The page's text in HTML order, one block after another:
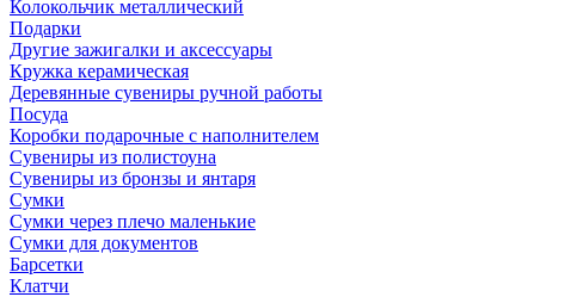
Колокольчик металлический
Подарки
Другие зажигалки и аксессуары
Кружка керамическая
Деревянные сувениры ручной работы
Посуда
Коробки подарочные с наполнителем
Сувениры из полистоуна
Сувениры из бронзы и янтаря
Сумки
Сумки через плечо маленькие
Сумки для документов
Барсетки
Клатчи